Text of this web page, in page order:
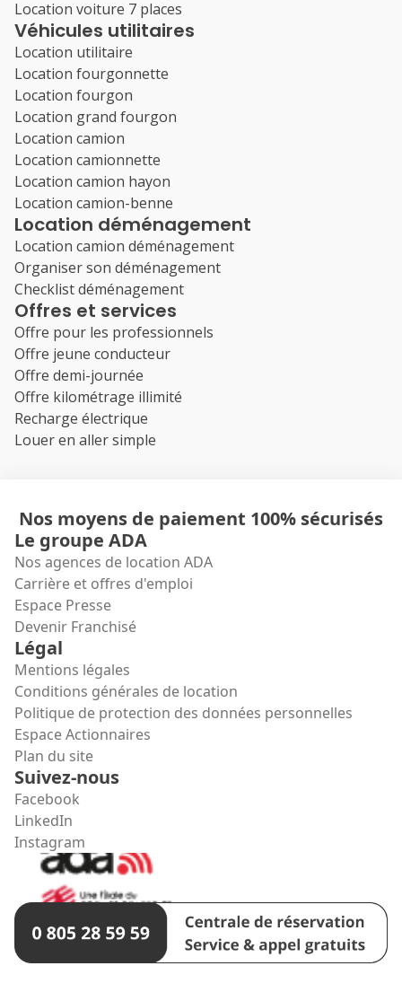
Location voiture 7 places
Véhicules utilitaires
Location utilitaire
Location fourgonnette
Location fourgon
Location grand fourgon
Location camion
Location camionnette
Location camion hayon
Location camion-benne
Location déménagement
Location camion déménagement
Organiser son déménagement
Checklist déménagement
Offres et services
Offre pour les professionnels
Offre jeune conducteur
Offre demi-journée
Offre kilométrage illimité
Recharge électrique
Louer en aller simple
Nos moyens de paiement 100% sécurisés
Le groupe ADA
Nos agences de location ADA
Carrière et offres d'emploi
Espace Presse
Devenir Franchisé
Légal
Mentions légales
Conditions générales de location
Politique de protection des données personnelles
Espace Actionnaires
Plan du site
Suivez-nous
Facebook
LinkedIn
Instagram